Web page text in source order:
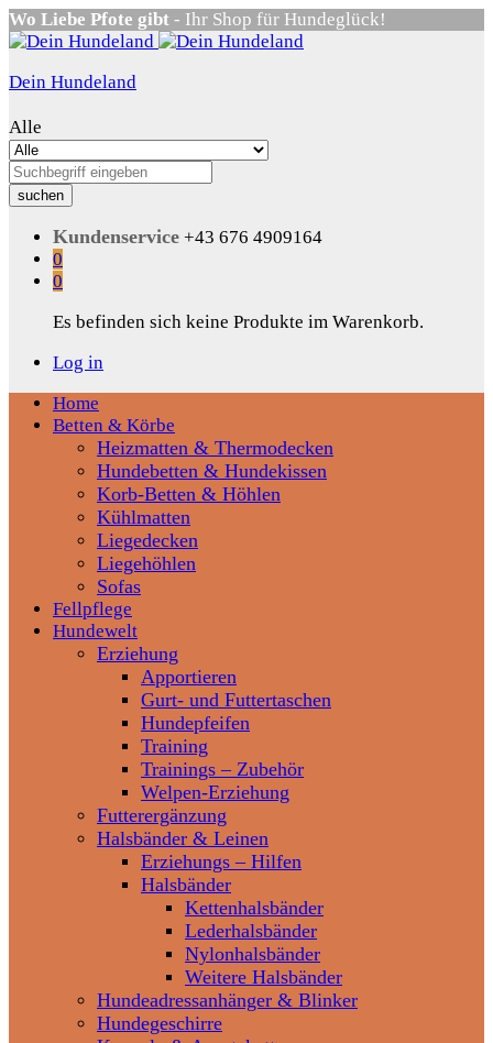
Wo Liebe Pfote gibt - Ihr Shop für Hundeglück!
Dein Hundeland
Alle
suchen
Kundenservice +43 676 4909164
0
0
Es befinden sich keine Produkte im Warenkorb.
Log in
Home
Betten & Körbe
Heizmatten & Thermodecken
Hundebetten & Hundekissen
Korb-Betten & Höhlen
Kühlmatten
Liegedecken
Liegehöhlen
Sofas
Fellpflege
Hundewelt
Erziehung
Apportieren
Gurt- und Futtertaschen
Hundepfeifen
Training
Trainings – Zubehör
Welpen-Erziehung
Futterergänzung
Halsbänder & Leinen
Erziehungs – Hilfen
Halsbänder
Kettenhalsbänder
Lederhalsbänder
Nylonhalsbänder
Weitere Halsbänder
Hundeadressanhänger & Blinker
Hundegeschirre